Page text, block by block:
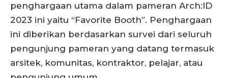
penghargaan utama dalam pameran Arch:ID
2023 ini yaitu “Favorite Booth”. Penghargaan
ini diberikan berdasarkan survei dari seluruh
pengunjung pameran yang datang termasuk
arsitek, komunitas, kontraktor, pelajar, atau